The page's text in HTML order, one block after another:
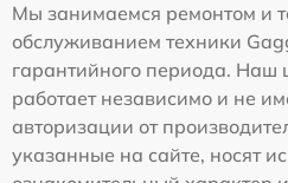
Мы занимаемся ремонтом и
обслуживанием техники
гарантийного периода. Наш
работает независимо и не
авторизации от
указанные на сайте, носят